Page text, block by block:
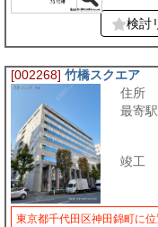
検討
[002268] 竹橋スクエア
住所
最寄駅
竣工
東京都千代田区神田錦町に